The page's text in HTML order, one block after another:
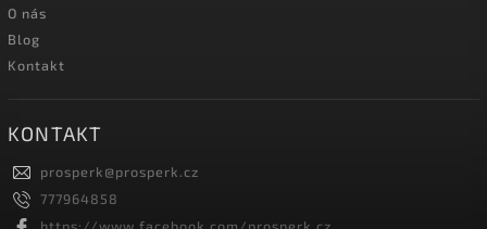
O nás
Blog
Kontakt
KONTAKT
prosperk@prosperk.cz
777964858
https://www.facebook.com/prosperk.cz